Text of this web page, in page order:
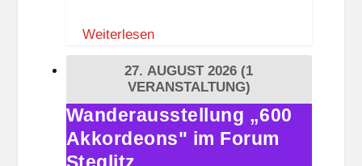
s
k
r
h
Weiterlesen
27. AUGUST 2026 (1
VERANSTALTUNG)
Wanderausstellung
„600
Akkordeons"
Wanderausstellung „600
Akkordeons" im Forum